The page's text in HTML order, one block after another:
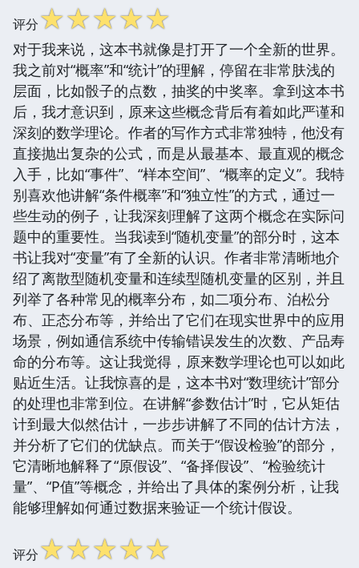
评分☆☆☆☆☆
对于我来说，这本书就像是打开了一个全新的世界。
我之前对“概率”和“统计”的理解，停留在非常肤浅的
层面，比如骰子的点数，抽奖的中奖率。拿到这本书
后，我才意识到，原来这些概念背后有着如此严谨和
深刻的数学理论。作者的写作方式非常独特，他没有
直接抛出复杂的公式，而是从最基本、最直观的概念
入手，比如“事件”、“样本空间”、“概率的定义”。我特
别喜欢他讲解“条件概率”和“独立性”的方式，通过一
些生动的例子，让我深刻理解了这两个概念在实际问
题中的重要性。当我读到“随机变量”的部分时，这本
书让我对“变量”有了全新的认识。作者非常清晰地介
绍了离散型随机变量和连续型随机变量的区别，并且
列举了各种常见的概率分布，如二项分布、泊松分
布、正态分布等，并给出了它们在现实世界中的应用
场景，例如通信系统中传输错误发生的次数、产品寿
命的分布等。这让我觉得，原来数学理论也可以如此
贴近生活。让我惊喜的是，这本书对“数理统计”部分
的处理也非常到位。在讲解“参数估计”时，它从矩估
计到最大似然估计，一步步讲解了不同的估计方法，
并分析了它们的优缺点。而关于“假设检验”的部分，
它清晰地解释了“原假设”、“备择假设”、“检验统计
量”、“P值”等概念，并给出了具体的案例分析，让我
能够理解如何通过数据来验证一个统计假设。
评分☆☆☆☆☆